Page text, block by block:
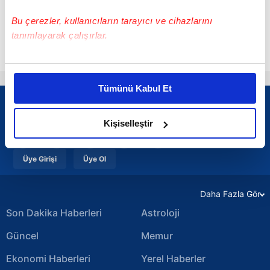
Bu çerezler, kullanıcıların tarayıcı ve cihazlarını
tanımlayarak çalışırlar.
Bu çerezlere izin vermeniz halinde sizlere özel
daha iyi reklam deneyimi yaşatabiliriz. Bunu yaparken
amacımızın size daha iyi bir reklam deneyimi sunmak
olduğunu ve sizlere en iyi içerikleri sunabilmek adına
elimizden gelen çabayı gösterdiğimizi ve bu noktada,
reklamların maliyetlerimizi karşılamak noktasında tek gelir
kalemimiz olduğunu sizlere hatırlatmak isteriz.
Her halükârda, kullanıcılar, bu çerezlere izin vermedikleri
takdirde, kullanıcılara hedefli reklamlar
Tümünü Kabul Et
Kişiselleştir
çekici içeriklerden haberdar olmak için
Üye Girişi Üye Ol
Daha Fazla Gör
Son Dakika Haberleri
Güncel
Ekonomi Haberleri
Astroloji
Memur
Yerel Haberler